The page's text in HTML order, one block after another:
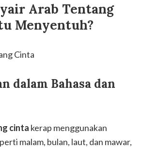
Arab Tentang
Menyentuh?
dalam Bahasa dan
cinta kerap menggunakan
malam, bulan, laut, dan mawar,